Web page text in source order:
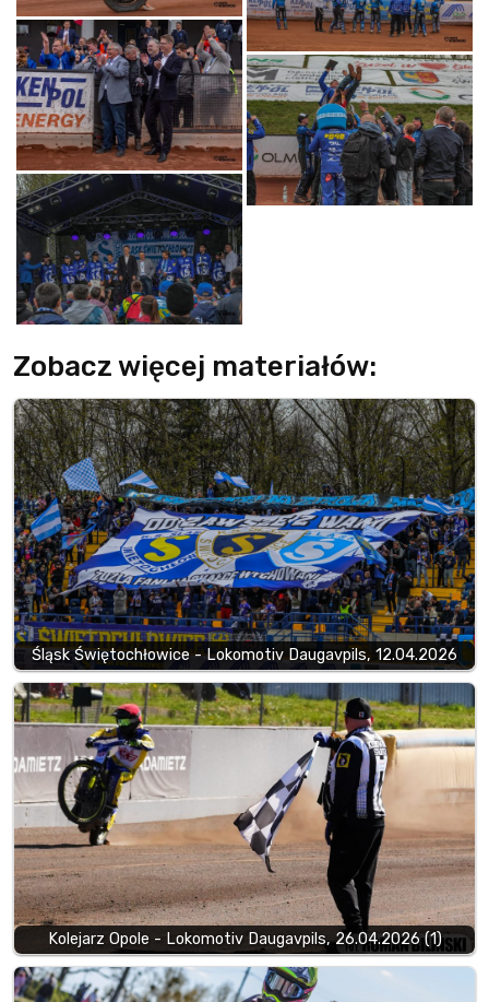
Zobacz więcej materiałów:
Śląsk Świętochłowice - Lokomotiv Daugavpils, 12.04.2026
Kolejarz Opole - Lokomotiv Daugavpils, 26.04.2026 (1)